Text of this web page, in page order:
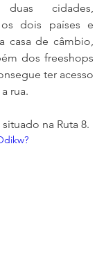
cidades,
os dois países e
casa de câmbio,
dos freeshops
ter acesso
rua.
, situado na Ruta 8.